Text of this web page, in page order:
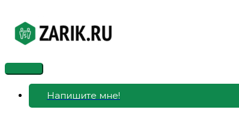
содержимому
Главное
меню
Напишите мне!